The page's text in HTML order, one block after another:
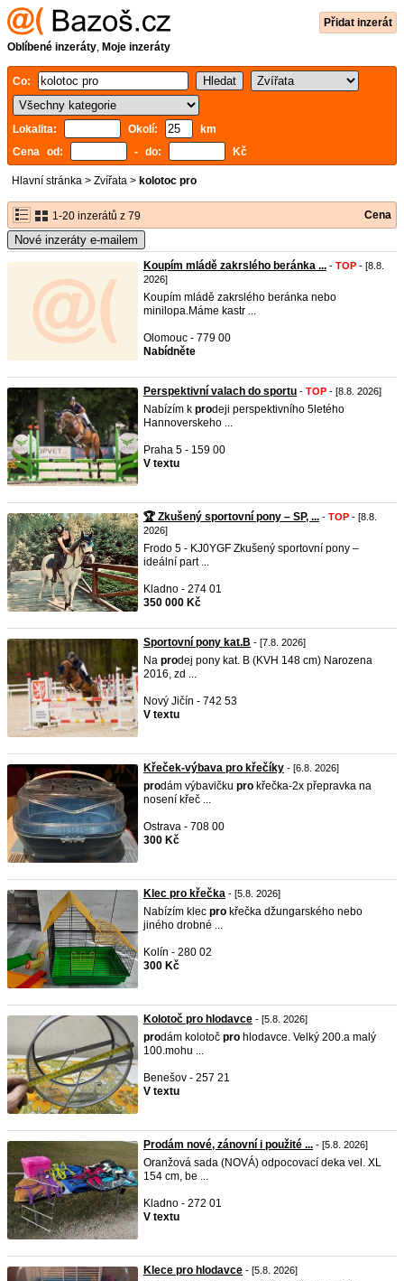
Přidat inzerát
Oblíbené inzeráty, Moje inzeráty
Co:
Lokalita: Okolí:
km
Cena od:
- do: Kč
Hlavní stránka > Zvířata > kolotoc pro
1-20 inzerátů z 79 Cena
Nové inzeráty e-mailem
Koupím mládě zakrslého beránka ... - TOP - [8.8.
2026]
Koupím mládě zakrslého beránka nebo
minilopa.Máme kastr ...
Olomouc - 779 00
Nabídněte
Perspektivní valach do sportu - TOP - [8.8. 2026]
Nabízím k prodeji perspektivního 5letého
Hannoverskeho ...
Praha 5 - 159 00
V textu
🏆 Zkušený sportovní pony – SP, ... - TOP - [8.8.
2026]
Frodo 5 - KJ0YGF Zkušený sportovní pony –
ideální part ...
Kladno - 274 01
350 000 Kč
Sportovní pony kat.B - [7.8. 2026]
Na prodej pony kat. B (KVH 148 cm) Narozena
2016, zd ...
Nový Jičín - 742 53
V textu
Křeček-výbava pro křečíky - [6.8. 2026]
prodám výbavičku pro křečka-2x přepravka na
nosení křeč ...
Ostrava - 708 00
300 Kč
Klec pro křečka - [5.8. 2026]
Nabízím klec pro křečka džungarského nebo
jiného drobné ...
Kolín - 280 02
300 Kč
Kolotoč pro hlodavce - [5.8. 2026]
prodám kolotoč pro hlodavce. Velký 200.a malý
100.mohu ...
Benešov - 257 21
V textu
Prodám nové, zánovní i použité ... - [5.8. 2026]
Oranžová sada (NOVÁ) odpocovací deka vel. XL
154 cm, be ...
Kladno - 272 01
V textu
Klece pro hlodavce - [5.8. 2026]